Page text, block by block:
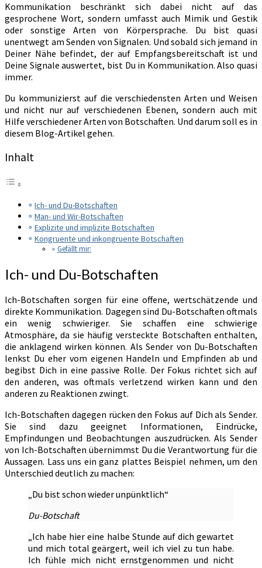
Kommunikation beschränkt sich dabei nicht auf das
gesprochene Wort, sondern umfasst auch Mimik und Gestik
oder sonstige Arten von Körpersprache. Du bist quasi
unentwegt am Senden von Signalen. Und sobald sich jemand in
Deiner Nähe befindet, der auf Empfangsbereitschaft ist und
Deine Signale auswertet, bist Du in Kommunikation. Also quasi
immer.
Du kommunizierst auf die verschiedensten Arten und Weisen
und nicht nur auf verschiedenen Ebenen, sondern auch mit
Hilfe verschiedener Arten von Botschaften. Und darum soll es in
diesem Blog-Artikel gehen.
Inhalt
Ich- und Du-Botschaften
Man- und Wir-Botschaften
Explizite und implizite Botschaften
Kongruente und inkongruente Botschaften
Gefällt mir:
Ich- und Du-Botschaften
Ich-Botschaften sorgen für eine offene, wertschätzende und
direkte Kommunikation. Dagegen sind Du-Botschaften oftmals
ein wenig schwieriger. Sie schaffen eine schwierige
Atmosphäre, da sie häufig versteckte Botschaften enthalten,
die anklagend wirken können. Als Sender von Du-Botschaften
lenkst Du eher vom eigenen Handeln und Empfinden ab und
begibst Dich in eine passive Rolle. Der Fokus richtet sich auf
den anderen, was oftmals verletzend wirken kann und den
anderen zu Reaktionen zwingt.
Ich-Botschaften dagegen rücken den Fokus auf Dich als Sender.
Sie sind dazu geeignet Informationen, Eindrücke,
Empfindungen und Beobachtungen auszudrücken. Als Sender
von Ich-Botschaften übernimmst Du die Verantwortung für die
Aussagen. Lass uns ein ganz plattes Beispiel nehmen, um den
Unterschied deutlich zu machen:
„Du bist schon wieder unpünktlich“
Du-Botschaft
„Ich habe hier eine halbe Stunde auf dich gewartet
und mich total geärgert, weil ich viel zu tun habe.
Ich fühle mich nicht ernstgenommen und nicht